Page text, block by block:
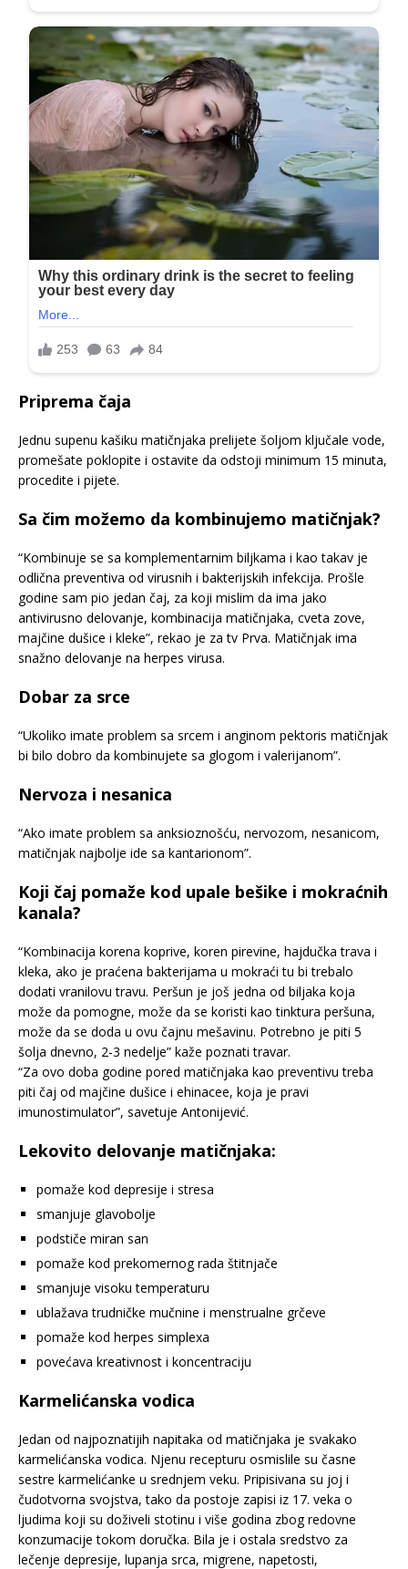
Priprema čaja
Jednu supenu kašiku matičnjaka prelijete šoljom ključale vode,
promešate poklopite i ostavite da odstoji minimum 15 minuta,
procedite i pijete.
Sa čim možemo da kombinujemo matičnjak?
“Kombinuje se sa komplementarnim biljkama i kao takav je
odlična preventiva od virusnih i bakterijskih infekcija. Prošle
godine sam pio jedan čaj, za koji mislim da ima jako
antivirusno delovanje, kombinacija matičnjaka, cveta zove,
majčine dušice i kleke”, rekao je za tv Prva. Matičnjak ima
snažno delovanje na herpes virusa.
Dobar za srce
“Ukoliko imate problem sa srcem i anginom pektoris matičnjak
bi bilo dobro da kombinujete sa glogom i valerijanom”.
Nervoza i nesanica
“Ako imate problem sa anksioznošću, nervozom, nesanicom,
matičnjak najbolje ide sa kantarionom”.
Koji čaj pomaže kod upale bešike i mokraćnih
kanala?
“Kombinacija korena koprive, koren pirevine, hajdučka trava i
kleka, ako je praćena bakterijama u mokraći tu bi trebalo
dodati vranilovu travu. Peršun je još jedna od biljaka koja
može da pomogne, može da se koristi kao tinktura peršuna,
može da se doda u ovu čajnu mešavinu. Potrebno je piti 5
šolja dnevno, 2-3 nedelje” kaže poznati travar.
“Za ovo doba godine pored matičnjaka kao preventivu treba
piti čaj od majčine dušice i ehinacee, koja je pravi
imunostimulator”, savetuje Antonijević.
Lekovito delovanje matičnjaka:
pomaže kod depresije i stresa
smanjuje glavobolje
podstiče miran san
pomaže kod prekomernog rada štitnjače
smanjuje visoku temperaturu
ublažava trudničke mučnine i menstrualne grčeve
pomaže kod herpes simplexa
povećava kreativnost i koncentraciju
Karmelićanska vodica
Jedan od najpoznatijih napitaka od matičnjaka je svakako
karmelićanska vodica. Njenu recepturu osmislile su časne
sestre karmelićanke u srednjem veku. Pripisivana su joj i
čudotvorna svojstva, tako da postoje zapisi iz 17. veka o
ljudima koji su doživeli stotinu i više godina zbog redovne
konzumacije tokom doručka. Bila je i ostala sredstvo za
lečenje depresije, lupanja srca, migrene, napetosti,